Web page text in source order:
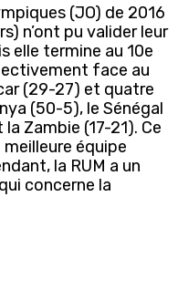
(JO) de 2016
n’ont pu valider leur
elle termine au 10e
face au
(29-27) et quatre
(50-5), le Sénégal
Zambie (17-21). Ce
équipe
la RUM a un
concerne la